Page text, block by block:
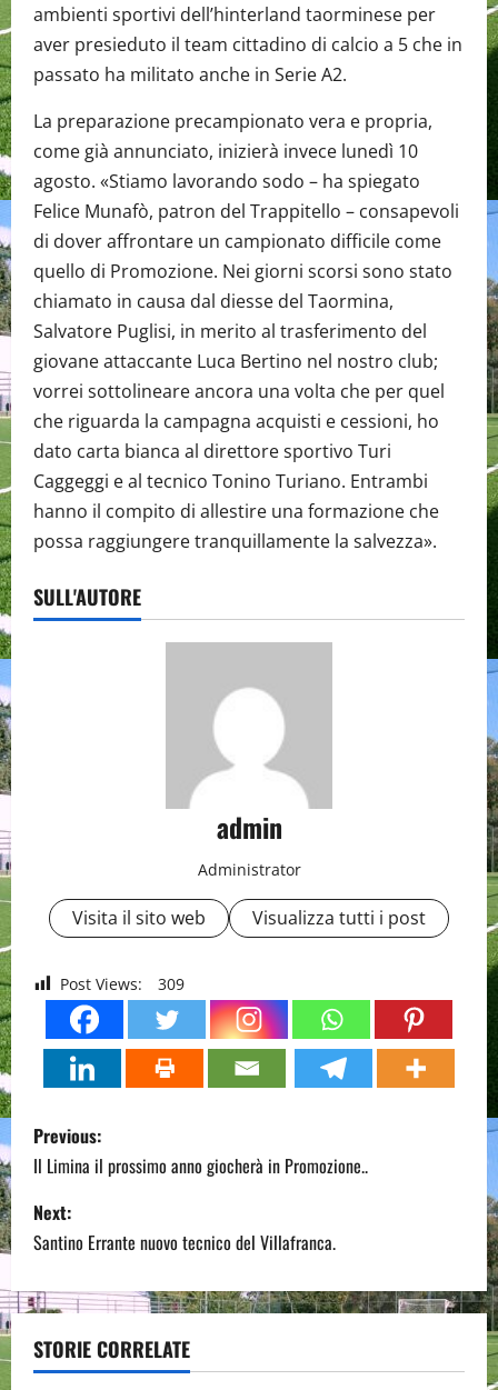
ambienti sportivi dell’hinterland taorminese per
aver presieduto il team cittadino di calcio a 5 che in
passato ha militato anche in Serie A2.
La preparazione precampionato vera e propria,
come già annunciato, inizierà invece lunedì 10
agosto. «Stiamo lavorando sodo – ha spiegato
Felice Munafò, patron del Trappitello – consapevoli
di dover affrontare un campionato difficile come
quello di Promozione. Nei giorni scorsi sono stato
chiamato in causa dal diesse del Taormina,
Salvatore Puglisi, in merito al trasferimento del
giovane attaccante Luca Bertino nel nostro club;
vorrei sottolineare ancora una volta che per quel
che riguarda la campagna acquisti e cessioni, ho
dato carta bianca al direttore sportivo Turi
Caggeggi e al tecnico Tonino Turiano. Entrambi
hanno il compito di allestire una formazione che
possa raggiungere tranquillamente la salvezza».
SULL'AUTORE
admin
Administrator
Visita il sito web Visualizza tutti i post
Post Views: 309
P
o
s
t
n
a
Previous:
Il Limina il prossimo anno giocherà in Promozione..
Next:
Santino Errante nuovo tecnico del Villafranca.
STORIE CORRELATE